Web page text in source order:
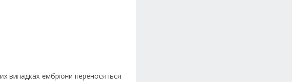
випадках ембріони переносяться